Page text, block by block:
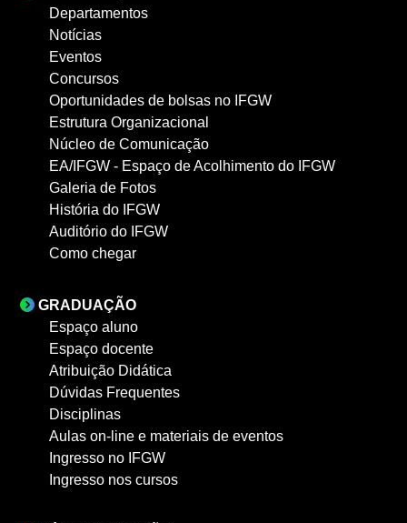
Departamentos
Notícias
Eventos
Concursos
Oportunidades de bolsas no IFGW
Estrutura Organizacional
Núcleo de Comunicação
EA/IFGW - Espaço de Acolhimento do IFGW
Galeria de Fotos
História do IFGW
Auditório do IFGW
Como chegar
GRADUAÇÃO
Espaço aluno
Espaço docente
Atribuição Didática
Dúvidas Frequentes
Disciplinas
Aulas on-line e materiais de eventos
Ingresso no IFGW
Ingresso nos cursos